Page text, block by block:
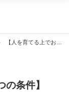
【人を育てる上でおさ
の条件】